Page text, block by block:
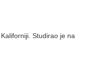
Studirao je na